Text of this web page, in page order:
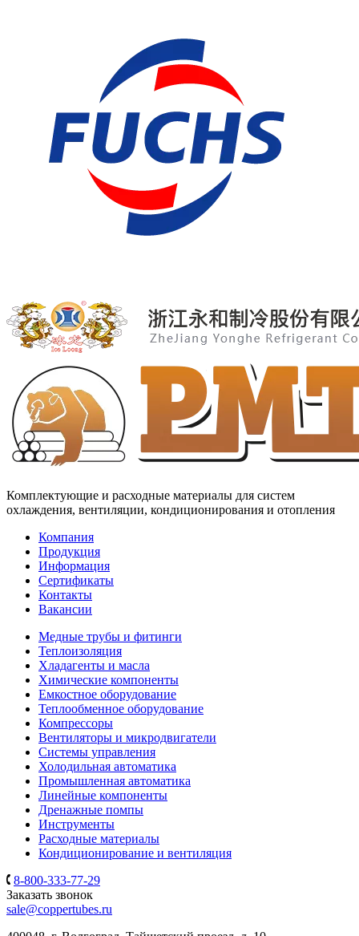
Комплектующие и расходные материалы для систем
охлаждения, вентиляции, кондиционирования и отопления
Компания
Продукция
Информация
Сертификаты
Контакты
Вакансии
Медные трубы и фитинги
Теплоизоляция
Хладагенты и масла
Химические компоненты
Емкостное оборудование
Теплообменное оборудование
Компрессоры
Вентиляторы и микродвигатели
Системы управления
Холодильная автоматика
Промышленная автоматика
Линейные компоненты
Дренажные помпы
Инструменты
Расходные материалы
Кондиционирование и вентиляция
8-800-333-77-29
Заказать звонок
sale@coppertubes.ru